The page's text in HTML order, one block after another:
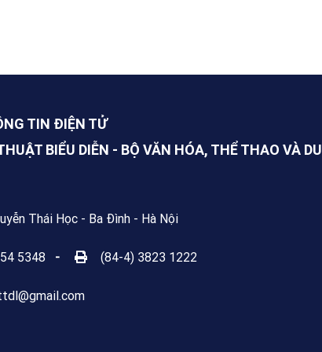
TIN ĐIỆN TỬ
BIỂU DIỄN - BỘ VĂN HÓA, THỂ THAO VÀ DU
Thái Học - Ba Đình - Hà Nội
5348 - (84-4) 3823 1222